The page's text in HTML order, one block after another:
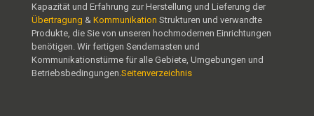
Kapazität und Erfahrung zur Herstellung und Lieferung der
Übertragung & Kommunikation Strukturen und verwandte
Produkte, die Sie von unseren hochmodernen Einrichtungen
benötigen. Wir fertigen Sendemasten und
Kommunikationstürme für alle Gebiete, Umgebungen und
Betriebsbedingungen.Seitenverzeichnis